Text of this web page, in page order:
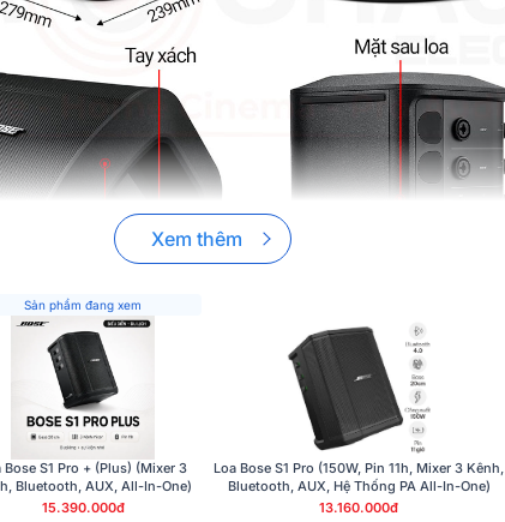
Xem thêm
Sản phẩm đang xem
Bose S1 Pro + (Plus) (Mixer 3
Bluetooth, AUX, All-In-One)
15.390.000đ
Loa Bose S1 Pro (150W, Pin 11h, Mixer 3 Kênh,
Bluetooth, AUX, Hệ Thống PA All-In-One)
13.160.000đ